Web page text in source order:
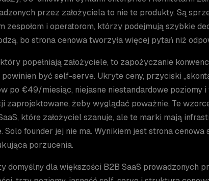
przez założyciela to nie te produkty. Są
zespołom i operatorom, którzy podejmują szybkie
bo strona cenowa tworzyła więcej pytań niż
który popełniają założyciele, to zapożyczanie
być self-serve. Ukryte ceny, przyciski
po €49/miesiąc, niejasne niestandardowe poziomy
zaprojektowane, żeby wyglądać poważnie. Te
które założyciel szanuje, ale te marki mają
Solo founder jej nie ma. Wynikiem jest strona cenowa
porzucenia.
domyślny dla większości B2B SaaS prowadzonych